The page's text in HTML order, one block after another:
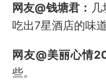
网友@钱塘君：
吃出7星酒店的味道
网友@美丽心情
些。